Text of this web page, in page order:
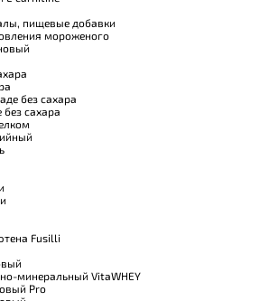
пищевые добавки
мороженого
без сахара
без сахара
Fusilli
минеральный VitaWHEY
Pro